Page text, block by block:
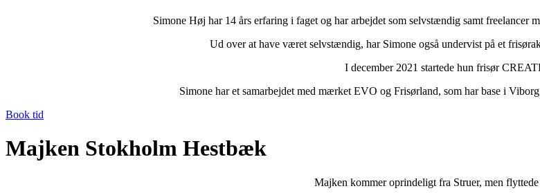
Simone Høj har 14 års erfaring i faget og har arbejdet som selvstændig samt freelancer
Ud over at have været selvstændig, har Simone også undervist på et
I december 2021 startede hun frisør
Simone har et samarbejdet med mærket EVO og Frisørland, som har base i
Book tid
Majken Stokholm Hestbæk
Majken kommer oprindeligt fra Struer, men